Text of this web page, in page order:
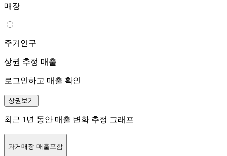
매장
주거인구
상권 추정 매출
로그인하고 매출 확인
상권보기
최근 1년 동안 매출 변화 추정 그래프
과거매장 매출포함